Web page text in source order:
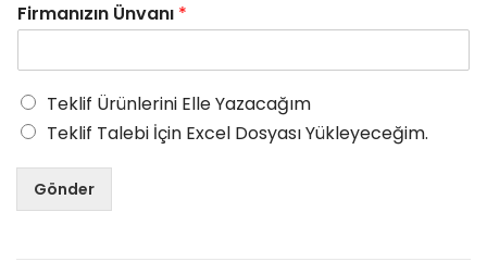
Firmanızın Ünvanı *
Teklif Ürünlerini Elle Yazacağım
Teklif Talebi İçin Excel Dosyası Yükleyeceğim.
Gönder